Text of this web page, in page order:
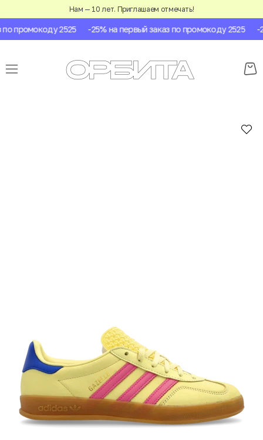
Нам — 10 лет. Приглашаем отмечать!
промокоду 2525 -25% на первый заказ по промокоду 2525 -